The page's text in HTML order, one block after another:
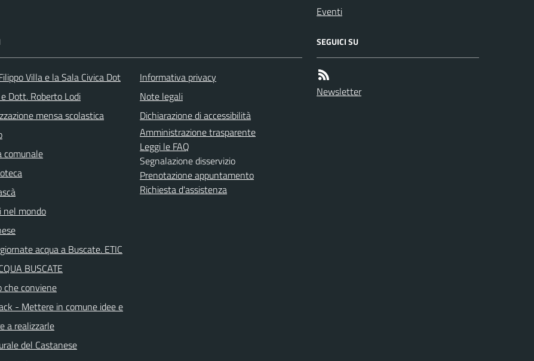
Eventi
Villa e la Sala Civica Dot
Dott. Roberto Lodi
mensa scolastica
comunale
nel mondo
acqua a Buscate. ETIC
BUSCATE
che conviene
- Mettere in comune idee e
a realizzarle
del Castanese
Informativa privacy
Note legali
Dichiarazione di accessibilità
Amministrazione trasparente
Leggi le FAQ
Segnalazione disservizio
Prenotazione appuntamento
Richiesta d'assistenza
SEGUICI SU
Newsletter